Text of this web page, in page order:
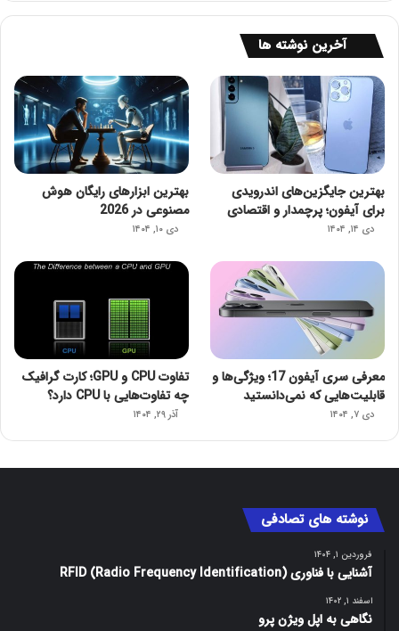
آخرین نوشته ها
بهترین جایگزین‌های اندرویدی
برای آیفون؛ پرچمدار و اقتصادی
دی ۱۴, ۱۴۰۴
بهترین ابزارهای رایگان هوش
مصنوعی در 2026
دی ۱۰, ۱۴۰۴
معرفی سری آیفون 17؛ ویژگی‌ها و
قابلیت‌هایی که نمی‌دانستید
دی ۷, ۱۴۰۴
تفاوت CPU و GPU؛ کارت گرافیک
چه تفاوت‌هایی با CPU دارد؟
آذر ۲۹, ۱۴۰۴
نوشته های تصادفی
فروردین ۱, ۱۴۰۴
آشنایی با ‌‌‌فناوری RFID (Radio Frequency Identification)
اسفند ۱, ۱۴۰۲
نگاهی به اپل ویژن پرو